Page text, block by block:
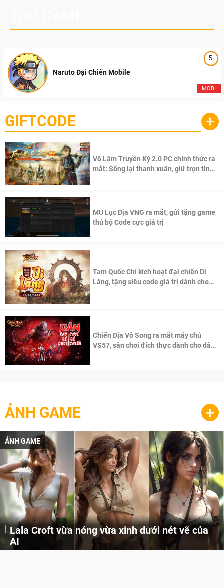
5
MOBI
Naruto Đại Chiến Mobile
GIFTCODE +
Võ Lâm Truyền Kỳ 2.0 PC chính thức ra
mắt: Sống lại thanh xuân, giữ trọn tinh
MU Lục Địa VNG ra mắt, gửi tặng game
thủ bộ Code cực giá trị
Tam Quốc Chí kích hoạt đại chiến Di
Lăng, tặng siêu code giá trị dành cho
Chiến Địa Vô Song ra mắt máy chủ
VS57, sân chơi đích thực dành cho dân
ẢNH GAME +
ẢNH GAME
Lala Croft vừa nóng vừa xinh dưới nét vẽ của
AI